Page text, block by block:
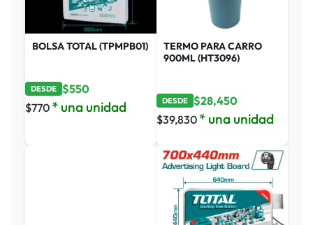
BOLSA TOTAL (TPMPB01)
DESDE $550
$770 * una unidad
TERMO PARA CARRO
900ML (HT3096)
DESDE $28,450
$39,830 * una unidad